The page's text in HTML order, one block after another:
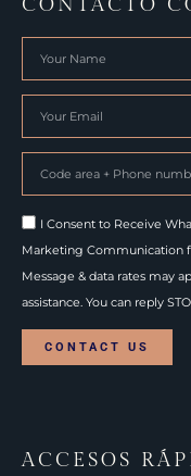
ACCESOS
CONTACTO
I Consent to Receive
Marketing Communication
Message & data rates may
assistance. You can reply
CONTACT US